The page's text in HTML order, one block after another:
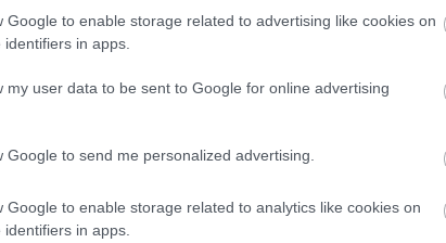
Google to enable storage related to advertising like cookies on
in apps.
my user data to be sent to Google for online advertising
Google to send me personalized advertising.
Google to enable storage related to analytics like cookies on
in apps.
19:15